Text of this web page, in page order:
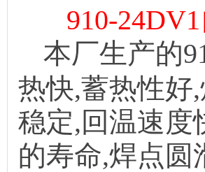
910-
本厂生产的
热快,蓄热性好
稳定,回温速度
的寿命,焊点圆